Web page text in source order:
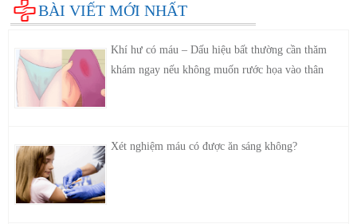
BÀI VIẾT MỚI NHẤT
Khí hư có máu – Dấu hiệu bất thường cần thăm
khám ngay nếu không muốn rước họa vào thân
Xét nghiệm máu có được ăn sáng không?